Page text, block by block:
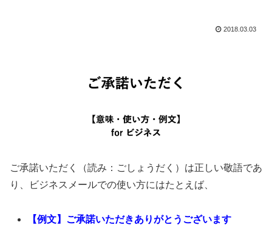
2018.03.03
ご承諾いただく（読み：ごしょうだく）は正しい敬語であ
り、ビジネスメールでの使い方にはたとえば、
【例文】ご承諾いただきありがとうございます